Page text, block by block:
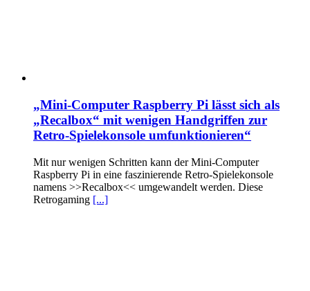
„Mini-Computer Raspberry Pi lässt sich als
„Recalbox“ mit wenigen Handgriffen zur
Retro-Spielekonsole umfunktionieren“
Mit nur wenigen Schritten kann der Mini-Computer
Raspberry Pi in eine faszinierende Retro-Spielekonsole
namens >>Recalbox<< umgewandelt werden. Diese
Retrogaming [...]